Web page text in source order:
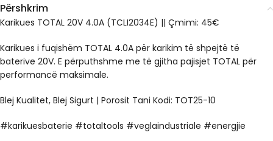
Përshkrim
Karikues TOTAL 20V 4.0A (TCLI2034E) || Çmimi: 45€
Karikues i fuqishëm TOTAL 4.0A për karikim të shpejtë të
baterive 20V. E përputhshme me të gjitha pajisjet TOTAL për
performancë maksimale.
Blej Kualitet, Blej Sigurt | Porosit Tani Kodi: TOT25-10
#karikuesbaterie #totaltools #veglaindustriale #energjie